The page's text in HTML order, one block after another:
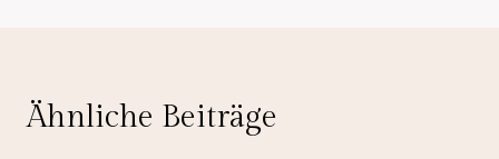
Ähnliche Beiträge